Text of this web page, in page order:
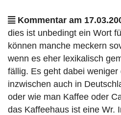
Kommentar am
dies ist unbedingt ein Wort
können manche meckern
wenn es eher lexikalisch
fällig. Es geht dabei weniger
inzwischen auch in
oder wie man Kaffee oder
das Kaffeehaus ist eine Wr.